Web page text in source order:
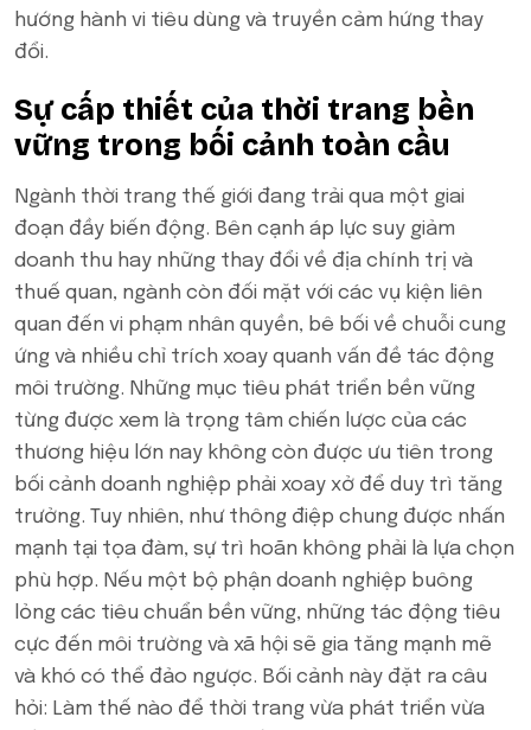
hướng hành vi tiêu dùng và truyền cảm hứng thay
đổi.
Sự cấp thiết của thời trang bền
vững trong bối cảnh toàn cầu
Ngành thời trang thế giới đang trải qua một giai
đoạn đầy biến động. Bên cạnh áp lực suy giảm
doanh thu hay những thay đổi về địa chính trị và
thuế quan, ngành còn đối mặt với các vụ kiện liên
quan đến vi phạm nhân quyền, bê bối về chuỗi cung
ứng và nhiều chỉ trích xoay quanh vấn đề tác động
môi trường. Những mục tiêu phát triển bền vững
từng được xem là trọng tâm chiến lược của các
thương hiệu lớn nay không còn được ưu tiên trong
bối cảnh doanh nghiệp phải xoay xở để duy trì tăng
trưởng. Tuy nhiên, như thông điệp chung được nhấn
mạnh tại tọa đàm, sự trì hoãn không phải là lựa chọn
phù hợp. Nếu một bộ phận doanh nghiệp buông
lỏng các tiêu chuẩn bền vững, những tác động tiêu
cực đến môi trường và xã hội sẽ gia tăng mạnh mẽ
và khó có thể đảo ngược. Bối cảnh này đặt ra câu
hỏi: Làm thế nào để thời trang vừa phát triển vừa